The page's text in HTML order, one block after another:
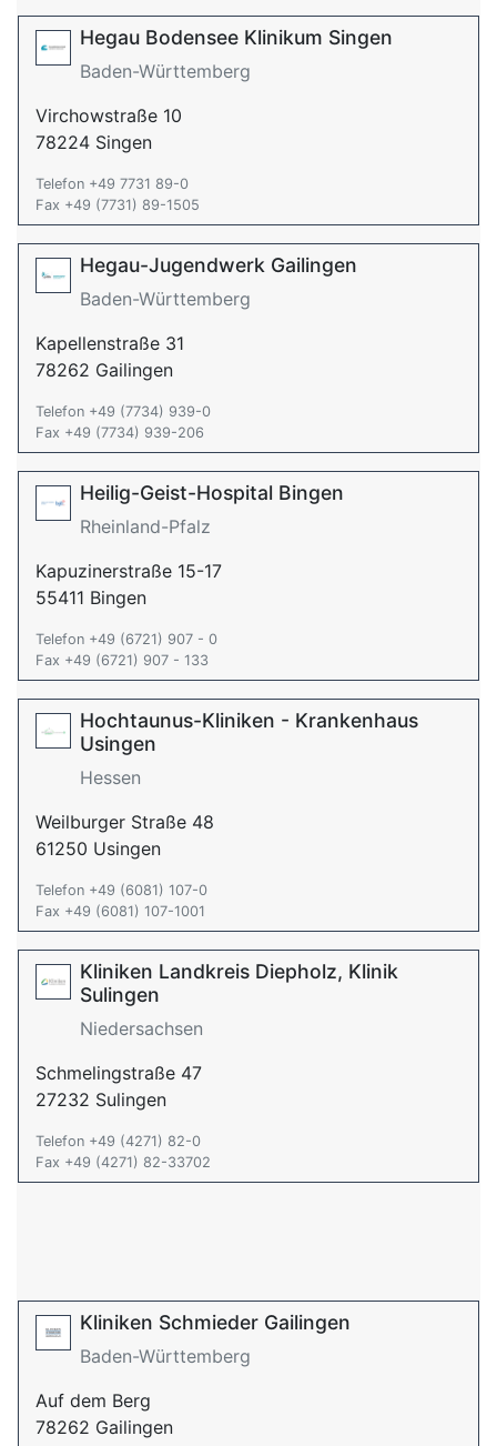
Hegau Bodensee Klinikum Singen
Baden-Württemberg
Virchowstraße 10
78224 Singen
Telefon +49 7731 89-0
Fax +49 (7731) 89-1505
Hegau-Jugendwerk Gailingen
Baden-Württemberg
Kapellenstraße 31
78262 Gailingen
Telefon +49 (7734) 939-0
Fax +49 (7734) 939-206
Heilig-Geist-Hospital Bingen
Rheinland-Pfalz
Kapuzinerstraße 15-17
55411 Bingen
Telefon +49 (6721) 907 - 0
Fax +49 (6721) 907 - 133
Hochtaunus-Kliniken - Krankenhaus
Usingen
Hessen
Weilburger Straße 48
61250 Usingen
Telefon +49 (6081) 107-0
Fax +49 (6081) 107-1001
Kliniken Landkreis Diepholz, Klinik
Sulingen
Niedersachsen
Schmelingstraße 47
27232 Sulingen
Telefon +49 (4271) 82-0
Fax +49 (4271) 82-33702
Kliniken Schmieder Gailingen
Baden-Württemberg
Auf dem Berg
78262 Gailingen